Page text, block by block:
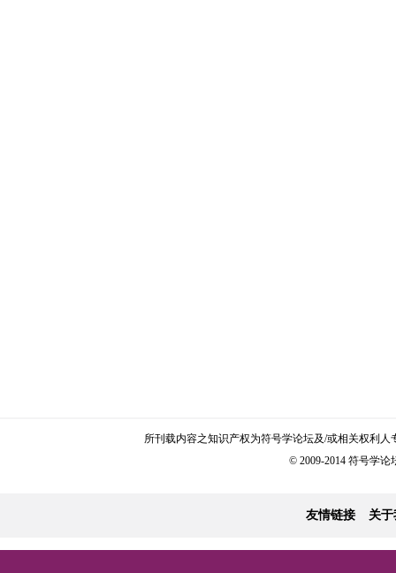
所刊载内容之知识产权为符号学论坛及/或相关权利
© 2009-2014 符号学论
友情链接 关于